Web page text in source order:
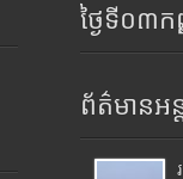
ថ្ងៃទី០៣
ព័ត៌មានអន្